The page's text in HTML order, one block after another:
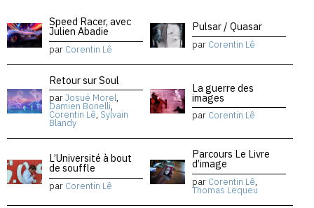
Speed Racer, avec
Julien Abadie
par Corentin Lê
Pulsar / Quasar
par Corentin Lê
Retour sur Soul
parJosué Morel,
Damien Bonelli,
Corentin Lê, Sylvain
Blandy
La guerre des
images
par Corentin Lê
L’Université à bout
de souffle
par Corentin Lê
Parcours Le Livre
d’image
par Corentin Lê,
Thomas Lequeu